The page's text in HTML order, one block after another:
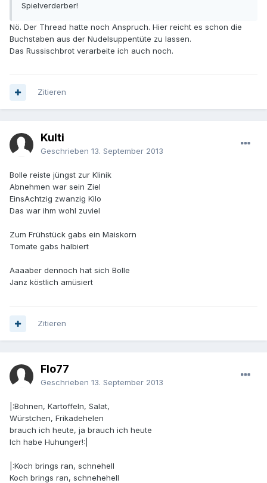
Spielverderber!
Nö. Der Thread hatte noch Anspruch. Hier reicht es schon die
Buchstaben aus der Nudelsuppentüte zu lassen.
Das Russischbrot verarbeite ich auch noch.
Zitieren
Kulti
Geschrieben 13. September 2013
Bolle reiste jüngst zur Klinik
Abnehmen war sein Ziel
EinsAchtzig zwanzig Kilo
Das war ihm wohl zuviel
Zum Frühstück gabs ein Maiskorn
Tomate gabs halbiert
Aaaaber dennoch hat sich Bolle
Janz köstlich amüsiert
Zitieren
Flo77
Geschrieben 13. September 2013
|:Bohnen, Kartoffeln, Salat,
Würstchen, Frikadehelen
brauch ich heute, ja brauch ich heute
Ich habe Huhunger!:|
|:Koch brings ran, schnehell
Koch brings ran, schnehehell